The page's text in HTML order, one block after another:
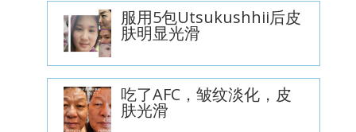
服用5包Utsukushhii后皮
肤明显光滑
吃了AFC，皱纹淡化，皮
肤光滑